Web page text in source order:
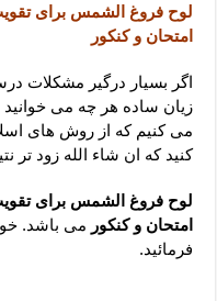
لا حول ولا قوة الا بالله
دعای قوی رفع ترس – دعای
دعا برای پولدار شدن در
لوح فروغ الشمس برای
امتحان و کنکور
اگر بسیار درگیر مشکلات
زیان ساده هر چه می خوانید
می کنیم که از روش های
کنید که ان شاء الله زود تر
لوح فروغ الشمس برای
امتحان و کنکور می باشد.
فرمائید.